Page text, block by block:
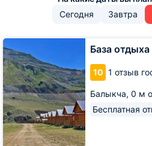
Сегодня Завтра
База
10 1 отзыв
Балыкча, 0 м
Бесплатная
База
отдыха
Старт